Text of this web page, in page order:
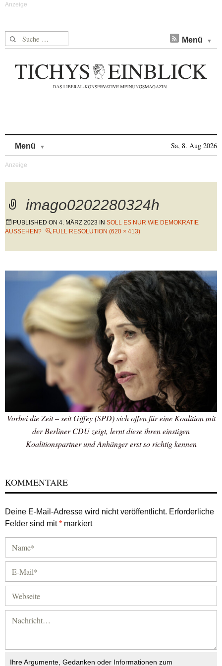
Suche nach: Menü
Menü Sa, 8. Aug 2026
imago0202280324h
PUBLISHED ON 4. MÄRZ 2023 IN SOLL ES NUR WIE DEMOKRATIE
AUSSEHEN?
FULL RESOLUTION (620 × 413)
Vorbei die Zeit – seit Giffey (SPD) sich offen für eine Koalition mit
der Berliner CDU zeigt, lernt diese ihren einstigen
Koalitionspartner und Anhänger erst so richtig kennen
KOMMENTARE
Deine E-Mail-Adresse wird nicht veröffentlicht. Erforderliche
Felder sind mit* markiert
Ihre Argumente, Gedanken oder Informationen zum